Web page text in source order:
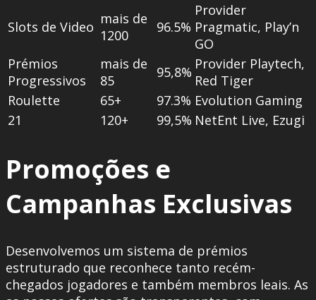
Slots de Video mais de
1200
96.5%
Provider
Pragmatic, Play’n
GO
Prémios
Progressivos
mais de
85
95,8% Provider Playtech,
Red Tiger
Roulette
65+ 97.3% Evolution Gaming
21
120+ 99,5% NetEnt Live, Ezugi
Promoções e
Campanhas Exclusivas
Desenvolvemos um sistema de prémios
estruturado que reconhece tanto recém-
chegados jogadores e também membros leais. As